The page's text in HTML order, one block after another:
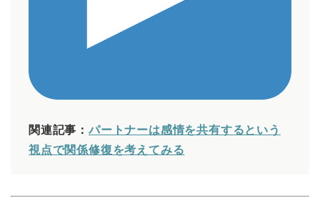
関連記事： パートナーは感情を共有するという
視点で関係修復を考えてみる